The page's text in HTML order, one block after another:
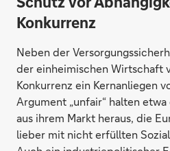
Konkurrenz
Neben der
der einheimischen Wirtschaft
Konkurrenz ein Kernanliegen
Argument „unfair“ halten
aus ihrem Markt heraus, die
lieber mit nicht erfüllten